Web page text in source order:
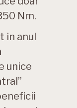
Nm.
in anul
unice